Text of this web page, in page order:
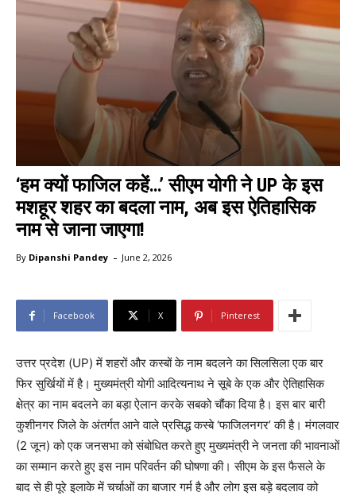
‘हम क्यों फाजिल कहें…’ सीएम योगी ने UP के इस
मशहूर शहर का बदला नाम, अब इस ऐतिहासिक
नाम से जाना जाएगा!
By Dipanshi Pandey - June 2, 2026
Facebook X Pinterest
उत्तर प्रदेश (UP) में शहरों और कस्बों के नाम बदलने का सिलसिला एक बार
फिर सुर्खियों में है। मुख्यमंत्री योगी आदित्यनाथ ने सूबे के एक और ऐतिहासिक
क्षेत्र का नाम बदलने का बड़ा ऐलान करके सबको चौंका दिया है। इस बार बारी
कुशीनगर जिले के अंतर्गत आने वाले प्रसिद्ध कस्बे ‘फाजिलनगर’ की है। मंगलवार
(2 जून) को एक जनसभा को संबोधित करते हुए मुख्यमंत्री ने जनता की भावनाओं
का सम्मान करते हुए इस नाम परिवर्तन की घोषणा की। सीएम के इस फैसले के
बाद से ही पूरे इलाके में चर्चाओं का बाजार गर्म है और लोग इस बड़े बदलाव को